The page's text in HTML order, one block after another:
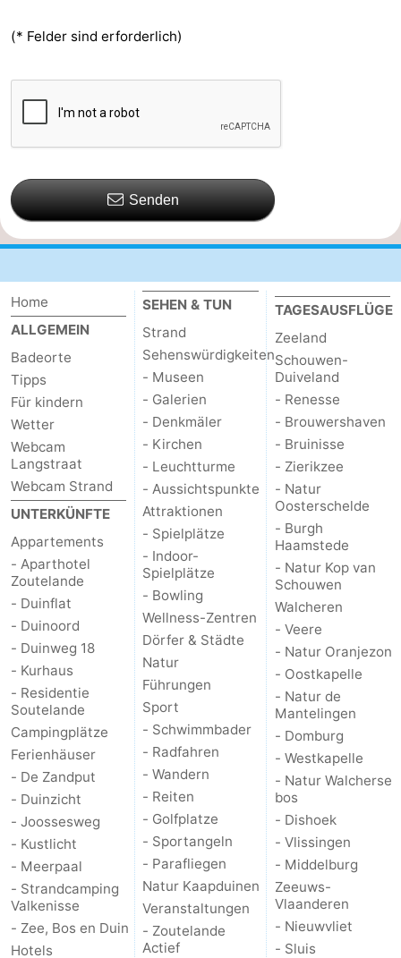
(* Felder sind erforderlich)
Senden
Home
ALLGEMEIN
Badeorte
Tipps
Für kindern
Wetter
Webcam
Langstraat
Webcam Strand
UNTERKÜNFTE
Appartements
- Aparthotel
Zoutelande
- Duinflat
- Duinoord
- Duinweg 18
- Kurhaus
- Residentie
Soutelande
Campingplätze
Ferienhäuser
- De Zandput
- Duinzicht
- Joossesweg
- Kustlicht
- Meerpaal
- Strandcamping
Valkenisse
- Zee, Bos en Duin
Hotels
SEHEN & TUN
Strand
Sehenswürdigkeiten
- Museen
- Galerien
- Denkmäler
- Kirchen
- Leuchtturme
- Aussichtspunkte
Attraktionen
- Spielplätze
- Indoor-
Spielplätze
- Bowling
Wellness-Zentren
Dörfer & Städte
Natur
Führungen
Sport
- Schwimmbader
- Radfahren
- Wandern
- Reiten
- Golfplatze
- Sportangeln
- Parafliegen
Natur Kaapduinen
Veranstaltungen
- Zoutelande
Actief
TAGESAUSFLÜGE
Zeeland
Schouwen-
Duiveland
- Renesse
- Brouwershaven
- Bruinisse
- Zierikzee
- Natur
Oosterschelde
- Burgh
Haamstede
- Natur Kop van
Schouwen
Walcheren
- Veere
- Natur Oranjezon
- Oostkapelle
- Natur de
Mantelingen
- Domburg
- Westkapelle
- Natur Walcherse
bos
- Dishoek
- Vlissingen
- Middelburg
Zeeuws-
Vlaanderen
- Nieuwvliet
- Sluis